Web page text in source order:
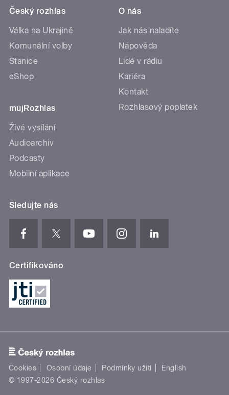
Český rozhlas
Válka na Ukrajině
Komunální volby
Stanice
eShop
mujRozhlas
Živé vysílání
Audioarchiv
Podcasty
Mobilní aplikace
O nás
Jak nás naladíte
Nápověda
Lidé v rádiu
Kariéra
Kontakt
Rozhlasový poplatek
Sledujte nás
Certifikováno
Cookies Osobní údaje Podmínky užití
English
© 1997-2026 Český rozhlas